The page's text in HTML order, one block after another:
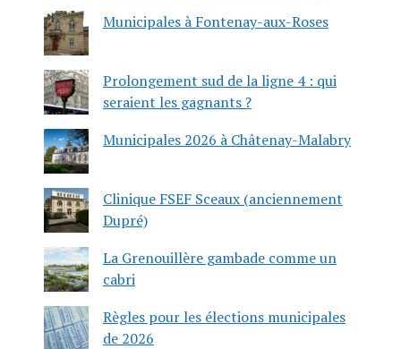
Municipales à Fontenay-aux-Roses
Prolongement sud de la ligne 4 : qui
seraient les gagnants ?
Municipales 2026 à Châtenay-Malabry
Clinique FSEF Sceaux (anciennement
Dupré)
La Grenouillère gambade comme un
cabri
Règles pour les élections municipales
de 2026